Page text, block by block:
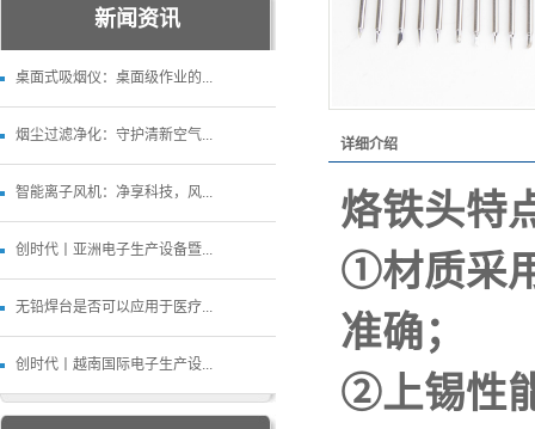
新闻资讯
桌面式吸烟仪：桌面级作业的...
烟尘过滤净化：守护清新空气...
智能离子风机：净享科技，风...
创时代丨亚洲电子生产设备暨...
无铅焊台是否可以应用于医疗...
创时代丨越南国际电子生产设...
详细介绍
烙铁头特
①材质采
准确；
②上锡性